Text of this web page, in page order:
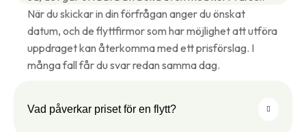
När du skickar in din förfrågan anger du önskat
datum, och de flyttfirmor som har möjlighet att utföra
uppdraget kan återkomma med ett prisförslag. I
många fall får du svar redan samma dag.
Vad påverkar priset för en flytt?